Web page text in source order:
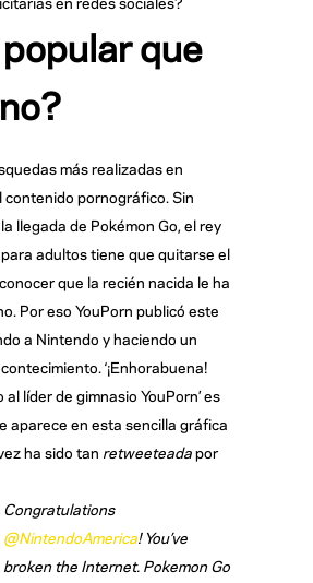
que
más realizadas en
pornográfico. Sin
llegada de Pokémon Go, el rey
adultos tiene que quitarse el
que la recién nacida le ha
Por eso YouPorn publicó este
a Nintendo y haciendo un
‘¡Enhorabuena!
líder de gimnasio YouPorn’ es
aparece en esta sencilla gráfica
ha sido tan retweeteadapor
Congratulations
@NintendoAmerica! You’ve
broken the Internet. Pokemon Go